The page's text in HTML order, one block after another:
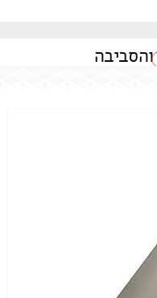
והסביבה